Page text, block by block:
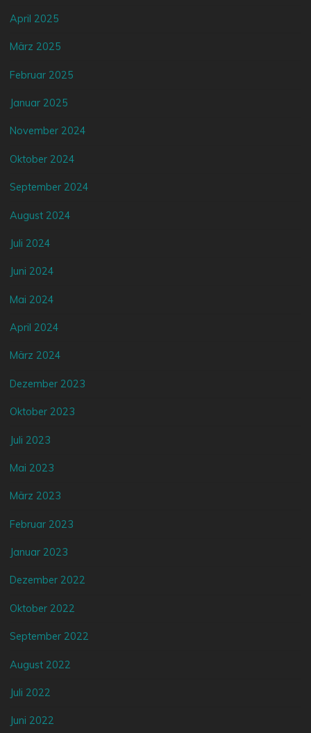
April 2025
März 2025
Februar 2025
Januar 2025
November 2024
Oktober 2024
September 2024
August 2024
Juli 2024
Juni 2024
Mai 2024
April 2024
März 2024
Dezember 2023
Oktober 2023
Juli 2023
Mai 2023
März 2023
Februar 2023
Januar 2023
Dezember 2022
Oktober 2022
September 2022
August 2022
Juli 2022
Juni 2022